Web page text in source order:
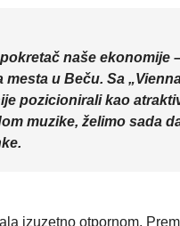
naše ekonomije
u Beču. Sa
pozicionirali kao
muzike, želimo sada
izuzetno otpornom.